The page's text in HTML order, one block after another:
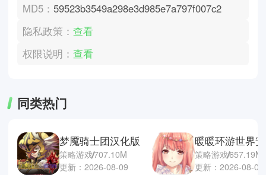
MD5： 59523b3549a298e3d985e7a797f007c2
隐私政策：查看
权限说明：查看
同类热门
梦魇骑士团汉化版
策略游戏707.10M
更新：2026-08-09
暖暖环游世界
策略游戏657.19M
更新：2026-08-07